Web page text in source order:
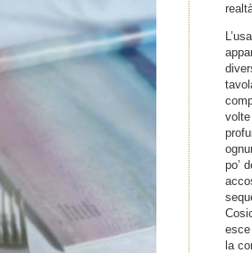
volte
po’
la